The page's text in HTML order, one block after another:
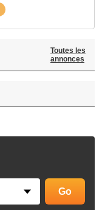
Toutes les
annonces